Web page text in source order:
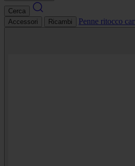
Cerca
Accessori
Ricambi Penne ritocco